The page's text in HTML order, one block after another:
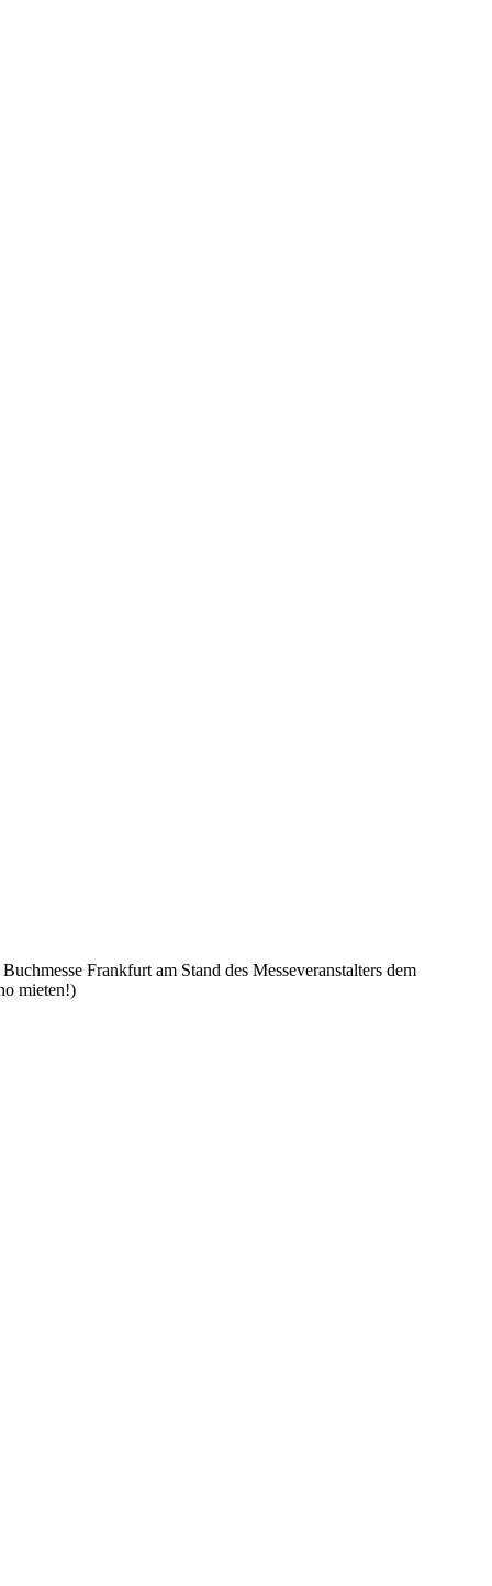
Frankfurt am Stand des Messeveranstalters dem
mieten!)